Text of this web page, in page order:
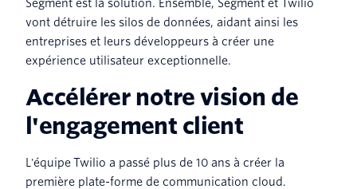
Segment est la solution. Ensemble, Segment et Twilio
vont détruire les silos de données, aidant ainsi les
entreprises et leurs développeurs à créer une
expérience utilisateur exceptionnelle.
Accélérer notre vision de
l'engagement client
L'équipe Twilio a passé plus de 10 ans à créer la
première plate-forme de communication cloud.